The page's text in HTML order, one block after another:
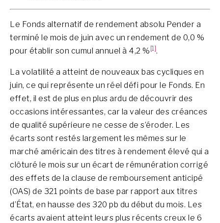
Le Fonds alternatif de rendement absolu Pender a
terminé le mois de juin avec un rendement de 0,0 %
pour établir son cumul annuel à 4,2 % [1].
La volatilité a atteint de nouveaux bas cycliques en
juin, ce qui représente un réel défi pour le Fonds. En
effet, il est de plus en plus ardu de découvrir des
occasions intéressantes, car la valeur des créances
de qualité supérieure ne cesse de s’éroder. Les
écarts sont restés largement les mêmes sur le
marché américain des titres à rendement élevé qui a
clôturé le mois sur un écart de rémunération corrigé
des effets de la clause de remboursement anticipé
(OAS) de 321 points de base par rapport aux titres
d’État, en hausse des 320 pb du début du mois. Les
écarts avaient atteint leurs plus récents creux le 6